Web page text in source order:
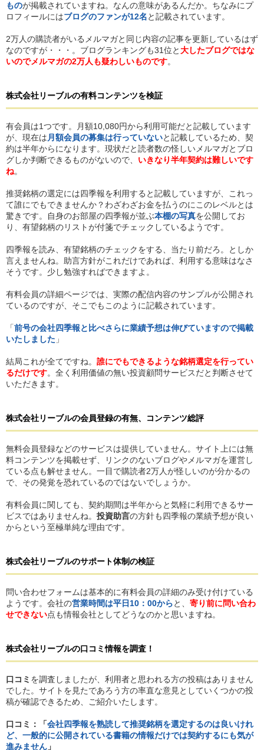
ものが掲載されていますね。なんの意味があるんだか。ちなみにプ
ロフィールにはブログのファンが12名と記載されています。
2万人の購読者がいるメルマガと同じ内容の記事を更新しているはず
なのですが・・・。ブログランキングも31位と大したブログではな
いのでメルマガの2万人も疑わしいものです。
株式会社リーブルの有料コンテンツを検証
有会員は1つです。月額10,080円から利用可能だと記載しています
が、現在は 月額会員の募集は行っていないと記載しているため、契
約は半年からになります。現状だと読者数の怪しいメルマガとブロ
グしか判断できるものがないので、 いきなり半年契約は難しいです
ね。
推奨銘柄の選定には四季報を利用すると記載していますが、これっ
て誰にでもできませんか？わざわざお金を払うのにこのレベルとは
驚きです。自身のお部屋の四季報が並ぶ本棚の写真を公開してお
り、有望銘柄のリストが付箋でチェックしているようです。
四季報を読み、有望銘柄のチェックをする、当たり前だろ。としか
言えませんね。助言方針がこれだけであれば、利用する意味はなさ
そうです。少し勉強すればできますよ。
有料会員の詳細ページでは、実際の配信内容のサンプルが公開され
ているのですが、そこでもこのように記載されています。
「前号の会社四季報と比べさらに業績予想は伸びていますので掲載
いたしました 」
結局これが全てですね。 誰にでもできるような銘柄選定を行ってい
るだけです。全く利用価値の無い投資顧問サービスだと判断させて
いただきます。
株式会社リーブルの会員登録の有無、コンテンツ総評
無料会員登録などのサービスは提供していません。サイト上には無
料コンテンツを掲載せず、リンクのないブログやメルマガを運営し
ている点も解せません。一目で購読者2万人が怪しいのが分かるの
で、その発覚を恐れているのではないでしょうか。
有料会員に関しても、契約期間は半年からと気軽に利用できるサー
ビスではありませんね。 投資助言の方針も四季報の業績予想が良い
からという至極単純な理由です。
株式会社リーブルのサポート体制の検証
問い合わせフォームは基本的に有料会員の詳細のみ受け付けている
ようです。会社の営業時間は平日10：00からと、 寄り前に問い合わ
せできない点も情報会社としてどうなのかと思いますね。
株式会社リーブルの口コミ情報を調査！
口コミ を調査しましたが、利用者と思われる方の投稿はありません
でした。サイトを見たであろう方の率直な意見としていくつかの投
稿が確認できるため、ご紹介いたします。
口コミ：「会社四季報を熟読して推奨銘柄を選定するのは良いけれ
ど、一般的に公開されている書籍の情報だけでは契約するにも気が
進みません 」